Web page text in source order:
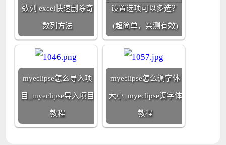
数列 excel快速删除奇
数列方法
设置选项可以多选？
(超简单，亲测有效)
myeclipse怎么导入项
目_myeclipse导入项目
教程
myeclipse怎么调字体
大小_myeclipse调字体
教程